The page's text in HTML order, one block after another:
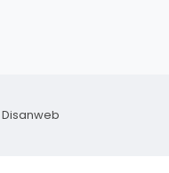
Disanweb